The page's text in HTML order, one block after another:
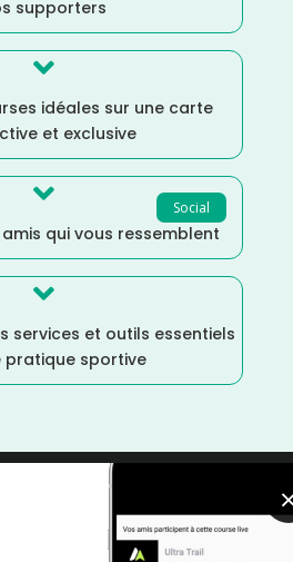
supporters

idéales sur une carte
et exclusive
Social

qui vous ressemblent

services et outils essentiels
pratique sportive
France/Distance
courses